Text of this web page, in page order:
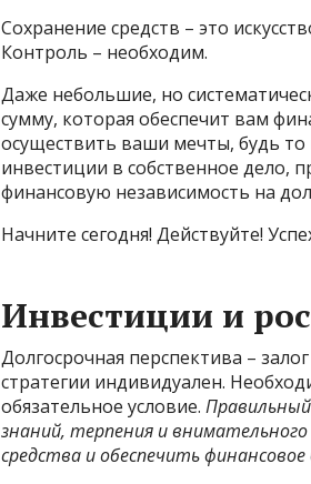
Сохранение средств – это
Контроль – необходим.
Даже небольшие, но
сумму, которая обеспечит вам
осуществить ваши мечты, будь
инвестиции в собственное дело,
финансовую независимость на
Начните сегодня! Действуйте!
Инвестиции и
Долгосрочная перспектива –
стратегии индивидуален.
обязательное условие.
знаний, терпения и
средства и обеспечить финансовое